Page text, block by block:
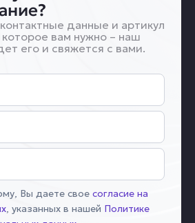
данные и артикул
вам нужно – наш
его и свяжется с вами.
Вы даете свое согласие на
, указанных в нашей Политике